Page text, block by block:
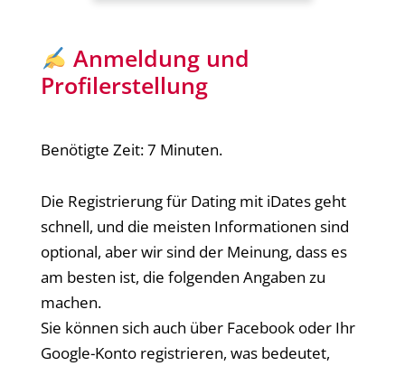
Anmeldung und
Profilerstellung
Benötigte Zeit:7 Minuten.
Die Registrierung für Dating mit iDates geht
schnell, und die meisten Informationen sind
optional, aber wir sind der Meinung, dass es
am besten ist, die folgenden Angaben zu
machen.
Sie können sich auch über Facebook oder Ihr
Google-Konto registrieren, was bedeutet,